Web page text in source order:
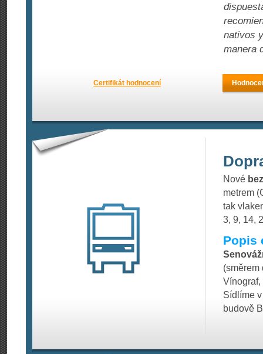
nativos
manera
Certifikát hodnocení
Nové
metrem
tak
3, 9, 14,
Popis
(směrem
Vínograf,
Sídlíme
budově